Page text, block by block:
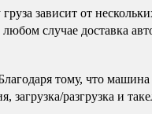
зависит от
случае доставка
тому, что машина
загрузка/разгрузка и